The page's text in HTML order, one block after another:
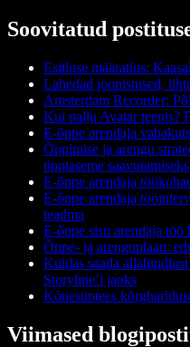
Soovitatud
Esitluse määratlus:
Lahedad joonistused,
Amsterdam Recorder:
Kui palju Avatar teenis?
E-õppe arendaja
Õppimise ja arengu
tipptaseme saavutamiseks
E-õppe arendaja
E-õppe arendaja
teadma
E-õppe sisu arendaja
Õppe- ja arenguplaan:
Kuidas saada
Storyline’i jaoks
Kõnesüntees
Viimased